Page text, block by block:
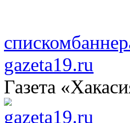
списком
gazeta19.ru
Газета